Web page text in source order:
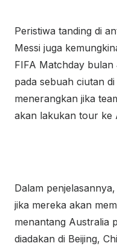
Peristiwa tanding di
Messi juga
FIFA Matchday
pada sebuah ciutan
menerangkan jika
akan lakukan tour ke
Dalam
jika mereka akan
menantang Australia
diadakan di Beijing,